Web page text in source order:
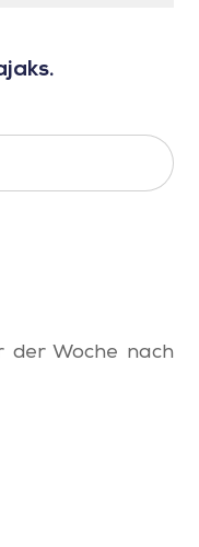
der Woche nach